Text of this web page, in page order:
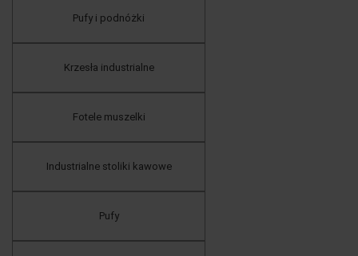
Pufy i podnóżki
Krzesła industrialne
Fotele muszelki
Industrialne stoliki kawowe
Pufy